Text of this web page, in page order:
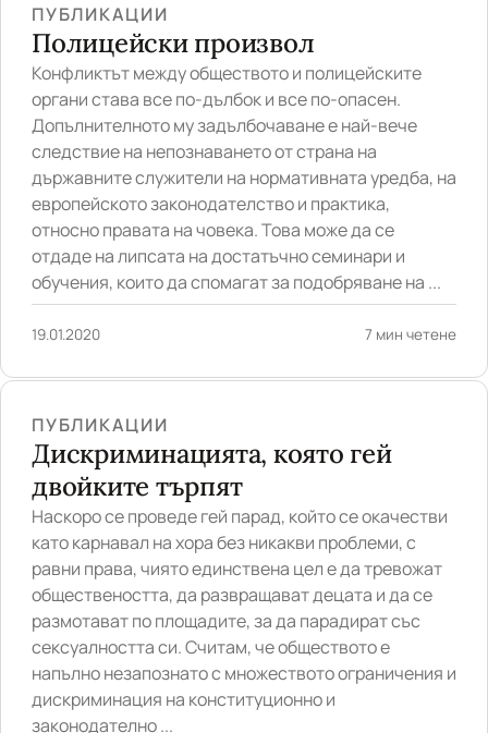
ПУБЛИКАЦИИ
Полицейски произвол
Конфликтът между обществото и полицейските
органи става все по-дълбок и все по-опасен.
Допълнителното му задълбочаване е най-вече
следствие на непознаването от страна на
държавните служители на нормативната уредба, на
европейското законодателство и практика,
относно правата на човека. Това може да се
отдаде на липсата на достатъчно семинари и
обучения, които да спомагат за подобряване на ...
19.01.2020 7 мин четене
ПУБЛИКАЦИИ
Дискриминацията, която гей
двойките търпят
Наскоро се проведе гей пaрад, който се окачестви
като карнавал на хора без никакви проблеми, с
равни права, чиято единствена цел е да тревожат
обществеността, да развращават децата и да се
размотават по площадите, за да парадират със
сексуалността си. Считам, че обществото е
напълно незапознато с множеството ограничения и
дискриминация на конституционно и
законодателно ...